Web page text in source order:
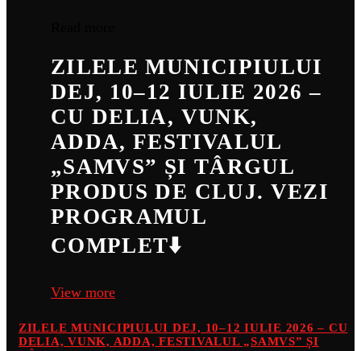
ZILELE MUNICIPIULUI
DEJ, 10–12 IULIE 2026 –
CU DELIA, VUNK,
ADDA, FESTIVALUL
„SAMVS” ȘI TÂRGUL
PRODUS DE CLUJ. VEZI
PROGRAMUL
COMPLET⬇️
View more
ZILELE MUNICIPIULUI DEJ, 10–12 IULIE 2026 – CU
DELIA, VUNK, ADDA, FESTIVALUL „SAMVS” ȘI